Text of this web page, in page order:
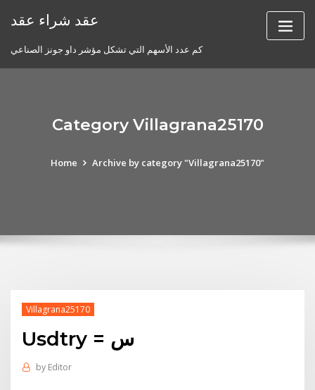
عقد شراء عقد
كم عدد الأسهم التي تشكل مؤشر داو جونز الصناعي
Category Villagrana25170
Home Archive by category "Villagrana25170"
Villagrana25170
Usdtry = س
by Editor